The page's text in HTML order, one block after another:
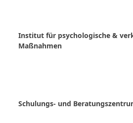
Institut für psychologische &
Maßnahmen
Schulungs- und